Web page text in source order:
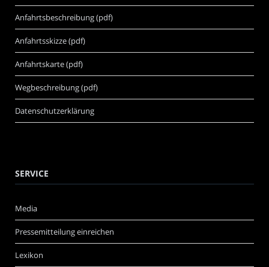
Anfahrtsbeschreibung (pdf)
Anfahrtsskizze (pdf)
Anfahrtskarte (pdf)
Wegbeschreibung (pdf)
Datenschutzerklärung
SERVICE
Media
Pressemitteilung einreichen
Lexikon